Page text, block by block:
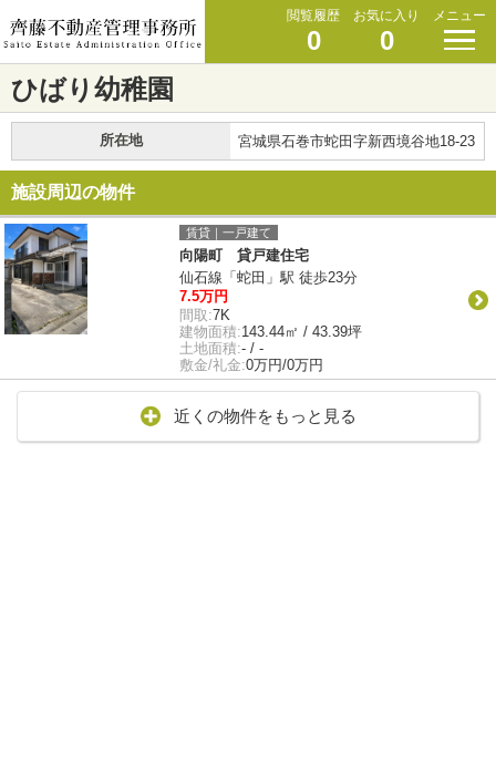
閲覧履歴
0
お気に入り
0
メニュー
ひばり幼稚園
所在地 宮城県石巻市蛇田字新西境谷地18-23
施設周辺の物件
賃貸｜一戸建て
向陽町 貸戸建住宅
仙石線「蛇田」駅 徒歩23分
7.5万円
間取:7K
建物面積:143.44㎡ / 43.39坪
土地面積:- / -
敷金/礼金:0万円/0万円
近くの物件をもっと見る